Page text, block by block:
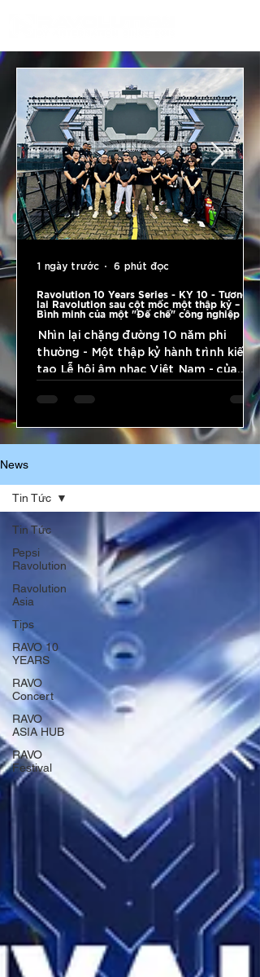
Ravolution 10 Years Series - KỲ 10 - Tương
lai Ravolution sau cột mốc một thập kỷ –
Bình minh của một "Đế chế" công nghiệp văn
Nhìn lại chặng đường 10 năm phi
thường - Một thập kỷ hành trình kiến
tạo Lễ hội âm nhạc Việt Nam - của
kiến sự lột xác vĩ đại của một thương
2016 đến vị thế Top 47 Lễ hội âm nhạc
Vietnam vừa tổ chức thành công rực
rỡ vào tháng 06/2026, Công ty Cổ
phần Anternation đã ghi
1 ngày trước 6 phút đọc
News
Tin Tức
Pepsi
Ravolution
Ravolution
Asia
Tips
RAVO 10
YEARS
RAVO
Concert
RAVO
ASIA HUB
RAVO
Festival
Tin Tức